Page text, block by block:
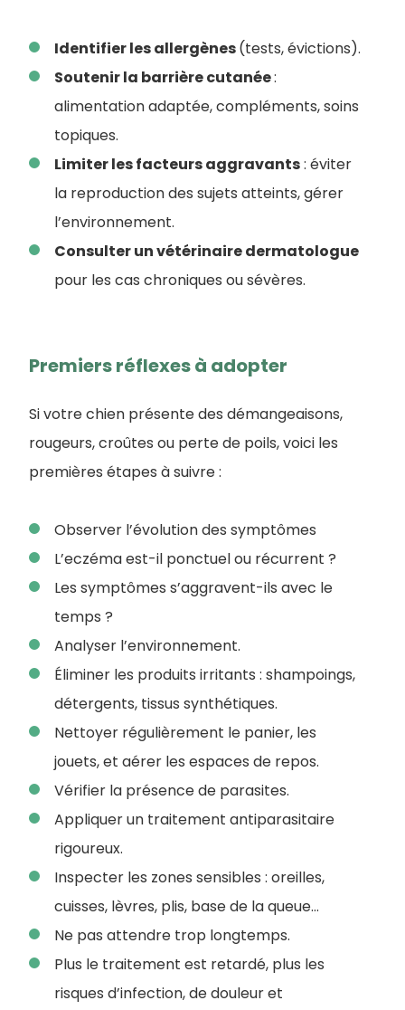
Identifier les allergènes(tests, évictions).
Soutenir la barrière cutanée:
alimentation adaptée, compléments, soins
topiques.
Limiter les facteurs aggravants: éviter
la reproduction des sujets atteints, gérer
l’environnement.
Consulter un vétérinaire dermatologue
pour les cas chroniques ou sévères.
Premiers réflexes à adopter
Si votre chien présente des démangeaisons,
rougeurs, croûtes ou perte de poils, voici les
premières étapes à suivre :
Observer l’évolution des symptômes
L’eczéma est-il ponctuel ou récurrent ?
Les symptômes s’aggravent-ils avec le
temps ?
Analyser l’environnement.
Éliminer les produits irritants : shampoings,
détergents, tissus synthétiques.
Nettoyer régulièrement le panier, les
jouets, et aérer les espaces de repos.
Vérifier la présence de parasites.
Appliquer un traitement antiparasitaire
rigoureux.
Inspecter les zones sensibles : oreilles,
cuisses, lèvres, plis, base de la queue…
Ne pas attendre trop longtemps.
Plus le traitement est retardé, plus les
risques d’infection, de douleur et